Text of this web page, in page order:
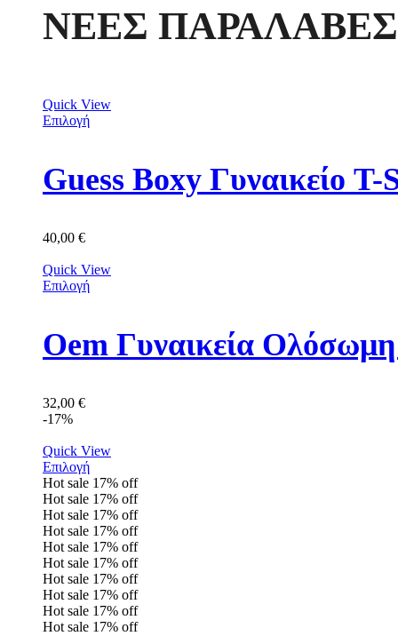
ΝΕΕΣ ΠΑΡΑΛΑΒΕΣ
Quick View
Επιλογή
Guess Boxy Γυναικείο
40,00 €
Quick View
Επιλογή
Oem Γυναικεία
32,00 €
-17%
Quick View
Επιλογή
Hot sale 17% off
Hot sale 17% off
Hot sale 17% off
Hot sale 17% off
Hot sale 17% off
Hot sale 17% off
Hot sale 17% off
Hot sale 17% off
Hot sale 17% off
Hot sale 17% off